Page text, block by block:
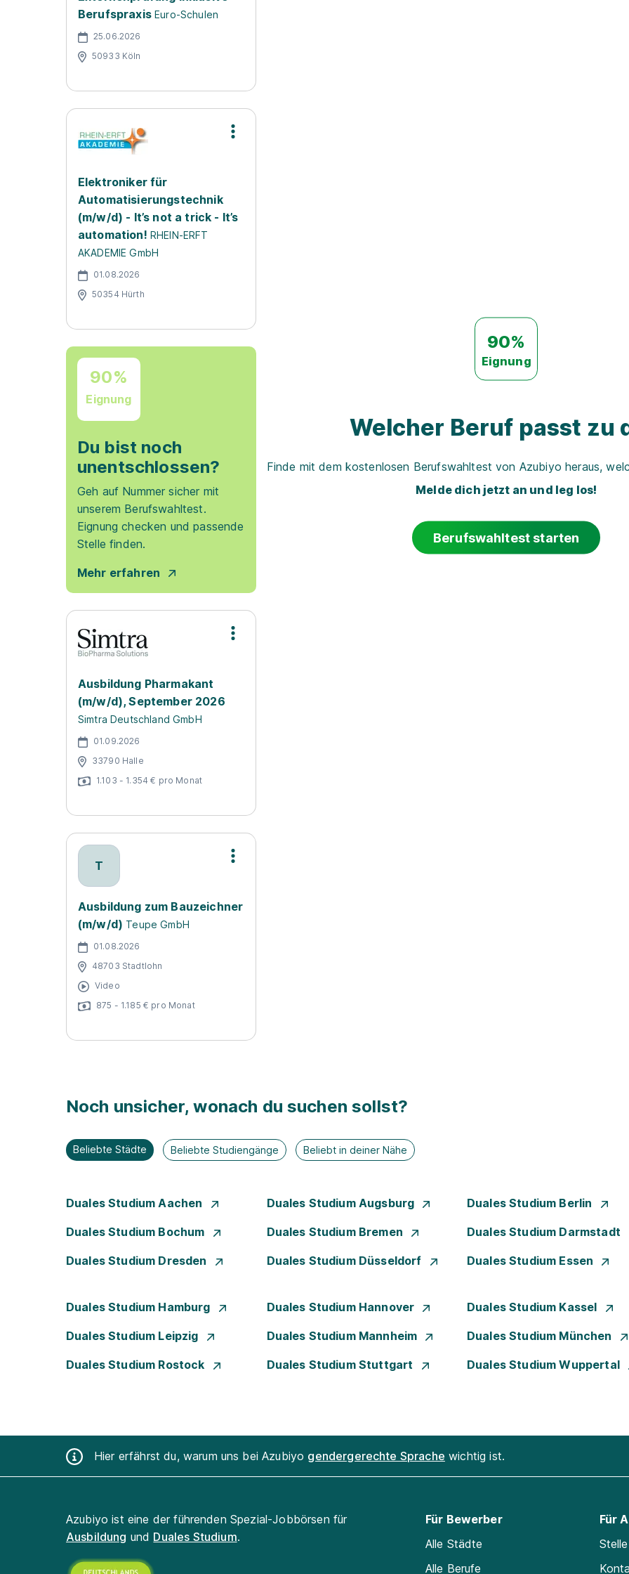
Berufspraxis Euro-Schulen
25.06.2026
50933 Köln
Elektroniker für
Automatisierungstechnik
(m/w/d) - It’s not a trick - It’s
automation! RHEIN-ERFT
AKADEMIE GmbH
01.08.2026
50354 Hürth
90%
Eignung
Du bist noch
unentschlossen?
Geh auf Nummer sicher mit
unserem Berufswahltest.
Eignung checken und passende
Stelle finden.
Mehr erfahren
Ausbildung Pharmakant
(m/w/d), September 2026
Simtra Deutschland GmbH
01.09.2026
33790 Halle
1.103 - 1.354 € pro Monat
T
Ausbildung zum Bauzeichner
(m/w/d) Teupe GmbH
01.08.2026
48703 Stadtlohn
Video
875 - 1.185 € pro Monat
90%
Eignung
Welcher Beruf passt zu
Finde mit dem kostenlosen Berufswahltest von Azubiyo heraus,
Melde dich jetzt an und leg los!
Berufswahltest starten
Noch unsicher, wonach du suchen sollst?
Beliebte Städte Beliebte Studiengänge Beliebt in deiner Nähe
Duales Studium Aachen Duales Studium Augsburg Duales Studium Berlin
Duales Studium Bochum Duales Studium Bremen Duales Studium Darmstadt
Duales Studium Dresden Duales Studium Düsseldorf Duales Studium Essen
Duales Studium Hamburg Duales Studium Hannover Duales Studium Kassel
Duales Studium Leipzig Duales Studium Mannheim Duales Studium München
Duales Studium Rostock Duales Studium Stuttgart Duales Studium Wuppertal
Hier erfährst du, warum uns bei Azubiyo gendergerechte Sprache wichtig ist.
Azubiyo ist eine der führenden Spezial-Jobbörsen für
Ausbildung und Duales Studium.
Für Bewerber
Alle Städte
Alle Berufe
Für